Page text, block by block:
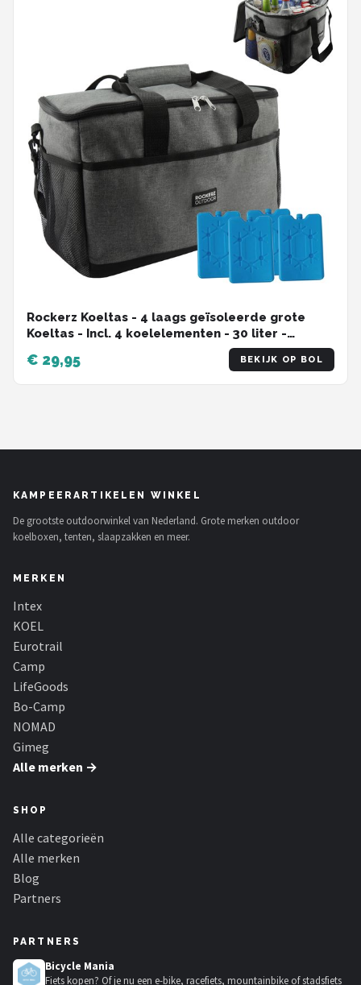
Rockerz Koeltas - 4 laags geïsoleerde grote
Koeltas - Incl. 4 koelelementen - 30 liter -
Lunchtas - Picknicktas - Capaciteit voor 48x 33 cl
blikken of 24x 33 cl flesjes - Slijtvast en
duurzaam materiaal - Waterdicht en
€ 29,95 BEKIJK OP BOL
KAMPEERARTIKELEN WINKEL
De grootste outdoorwinkel van Nederland. Grote merken outdoor
koelboxen, tenten, slaapzakken en meer.
MERKEN
Intex
KOEL
Eurotrail
Camp
LifeGoods
Bo-Camp
NOMAD
Gimeg
Alle merken →
SHOP
Alle categorieën
Alle merken
Blog
Partners
PARTNERS
Bicycle Mania
Fiets kopen? Of je nu een e-bike, racefiets, mountainbike of stadsfiets